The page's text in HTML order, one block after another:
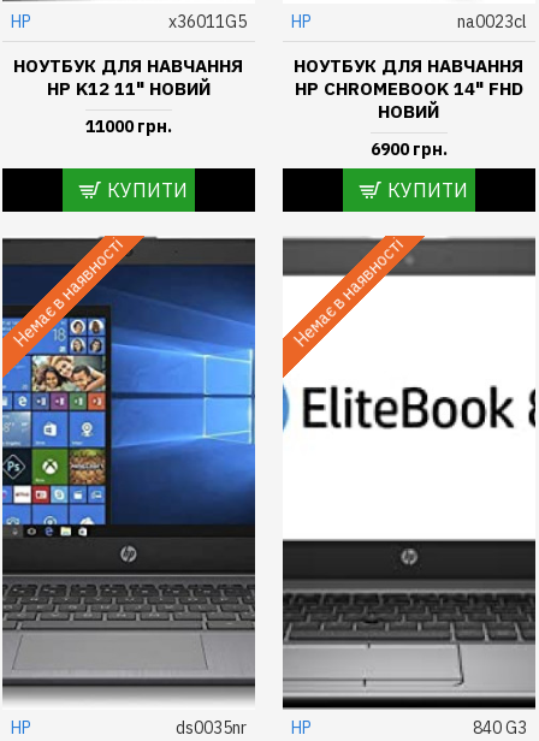
HP x36011G5
НОУТБУК ДЛЯ НАВЧАННЯ
HP K12 11" НОВИЙ
11000 грн.
КУПИТИ
HP na0023cl
НОУТБУК ДЛЯ НАВЧАННЯ
HP CHROMEBOOK 14" FHD
НОВИЙ
6900 грн.
КУПИТИ
Немає в наявності
HP ds0035nr
Немає в наявності
HP 840 G3